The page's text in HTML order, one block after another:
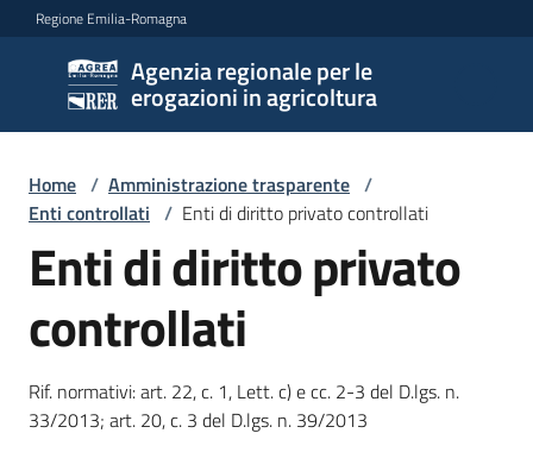
Vai al contenuto
Vai alla navigazione
Vai al footer
Regione Emilia-Romagna
Agenzia regionale per le
erogazioni in agricoltura
Agenzia
regionale
per le
erogazioni
in
agricoltura
L'Agenzia
Novità
Home / Amministrazione trasparente /
Enti controllati / Enti di diritto privato controllati
Enti di diritto privato
controllati
Rif. normativi: art. 22, c. 1, Lett. c) e cc. 2-3 del D.lgs. n.
33/2013; art. 20, c. 3 del D.lgs. n. 39/2013